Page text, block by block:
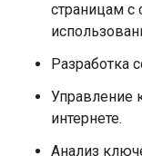
страницам
Разработка
Управление
интернете.
Анализ